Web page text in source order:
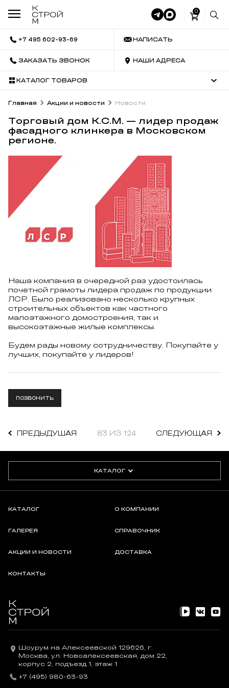
0
+7 495 602-93-69 НАПИСАТЬ
ЗАКАЗАТЬ ЗВОНОК НАШИ АДРЕСА
КАТАЛОГ ТОВАРОВ
Главная Акции и новости Новости
Торговый дом К.С.М. — лидер продаж
фасадного клинкера в Московском
регионе.
Наша компания в очередной раз удостоилась
почетной грамоты лидера продаж по продукции
ЛСР. Было реализовано несколько крупных
строительных объектов как частного
малоэтажного домостроения, так и
высокоэтажные жилые комплексы.
Будем рады новому сотрудничеству. Покупайте у
лучших, покупайте у лидеров!
ПОЗВОНИТЬ
ПРЕДЫДУШАЯ 83 ИЗ 124 СЛЕДУЮЩАЯ
КАТАЛОГ
КАТАЛОГ О КОМПАНИИ
ГАЛЕРЕЯ СПРАВОЧНИК
АКЦИИ И НОВОСТИ ДОСТАВКА
КОНТАКТЫ
Шоурум на Алексеевской 129626, г.
Москва, ул. Новоалексеевская, дом 22,
корпус 2, подъезд 1, этаж 1
+7 (495) 980-63-93